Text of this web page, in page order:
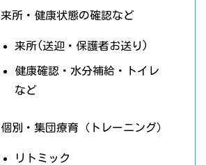
来所・健康状態の確認など
来所(送迎・保護者お送り)
健康確認・水分補給・トイレ
など
個別・集団療育（トレーニング）
リトミック